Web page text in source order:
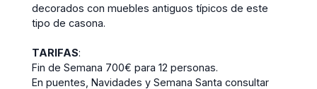
decorados con muebles antiguos típicos de este
tipo de casona.
TARIFAS:
Fin de Semana 700€ para 12 personas.
En puentes, Navidades y Semana Santa consultar